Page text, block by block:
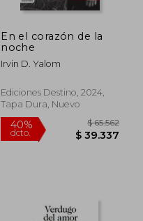
En el corazón de la
noche
Irvin D. Yalom
Ediciones Destino, 2024,
Tapa Dura, Nuevo